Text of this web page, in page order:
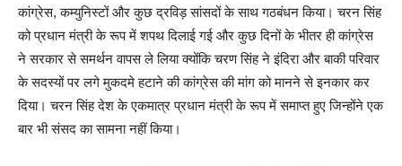
कांग्रेस, कम्युनिस्टों और कुछ द्रविड़ सांसदों के साथ गठबंधन किया। चरन सिंह
को प्रधान मंत्री के रूप में शपथ दिलाई गई और कुछ दिनों के भीतर ही कांग्रेस
ने सरकार से समर्थन वापस ले लिया क्योंकि चरण सिंह ने इंदिरा और बाकी परिवार
के सदस्यों पर लगे मुकदमे हटाने की कांग्रेस की मांग को मानने से इनकार कर
दिया। चरन सिंह देश के एकमात्र प्रधान मंत्री के रूप में समाप्त हुए जिन्होंने एक
बार भी संसद का सामना नहीं किया।